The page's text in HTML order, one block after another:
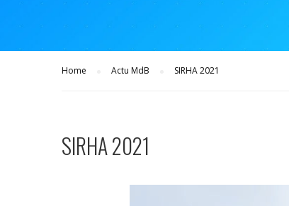
Home Actu MdB SIRHA 2021
SIRHA 2021